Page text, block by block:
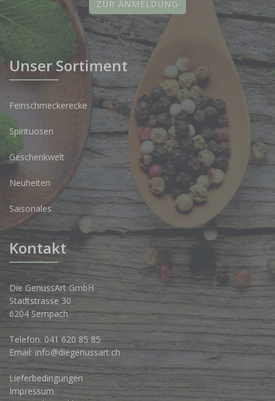
ZUR ANMELDUNG
Unser Sortiment
Feinschmeckerecke
Spirituosen
Geschenkwelt
Neuheiten
Saisonales
Kontakt
Die GenussArt GmbH
Stadtstrasse 30
6204 Sempach
Telefon: 041 620 85 85
Email: info@diegenussart.ch
Lieferbedingungen
Impressum